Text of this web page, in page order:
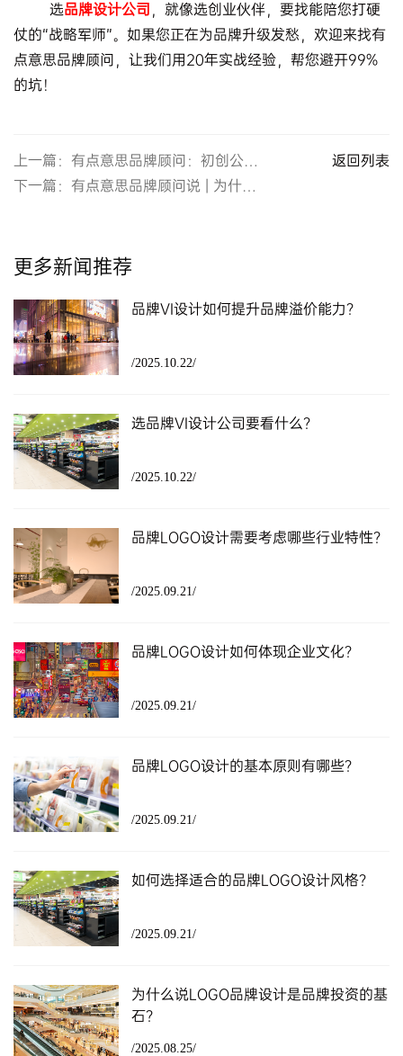
选品牌设计公司 ，就像选创业伙伴，要找能陪您打硬
仗的“战略军师”。如果您正在为品牌升级发愁，欢迎来找有
点意思品牌顾问，让我们用20年实战经验，帮您避开99%
的坑！
上一篇：有点意思品牌顾问：初创公司需要专业品牌标志设计吗？
返回列表
下一篇：有点意思品牌顾问说 | 为什么优秀的品牌LOGO设计是战略，不是美工？
更多新闻推荐
品牌VI设计如何提升品牌溢价能力？
/2025.10.22/
选品牌VI设计公司要看什么？
/2025.10.22/
品牌LOGO设计需要考虑哪些行业特性？
/2025.09.21/
品牌LOGO设计如何体现企业文化？
/2025.09.21/
品牌LOGO设计的基本原则有哪些？
/2025.09.21/
如何选择适合的品牌LOGO设计风格？
/2025.09.21/
为什么说LOGO品牌设计是品牌投资的基
石？
/2025.08.25/